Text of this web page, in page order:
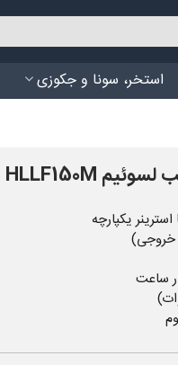
استخر، سونا و جکوزی
یکپارچه